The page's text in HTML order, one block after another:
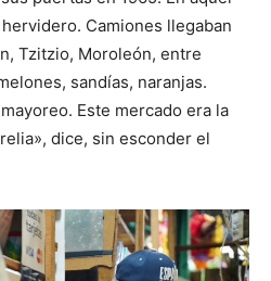
Camiones llegaban
Tzitzio, Moroleón, entre
sandías, naranjas.
Este mercado era la
dice, sin esconder el